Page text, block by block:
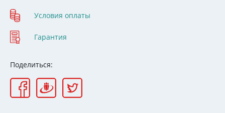
Условия оплаты
Гарантия
Поделиться: